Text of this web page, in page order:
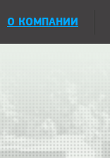
О КОМПАНИИ